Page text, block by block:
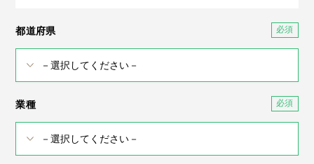
都道府県
業種